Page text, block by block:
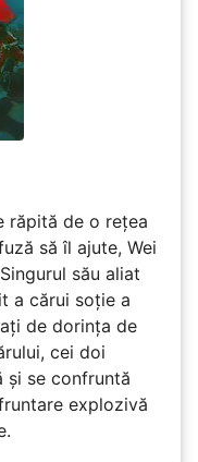
răpită de o rețea
să îl ajute, Wei
său aliat
a cărui soție a
de dorința de
cei doi
și se confruntă
explozivă